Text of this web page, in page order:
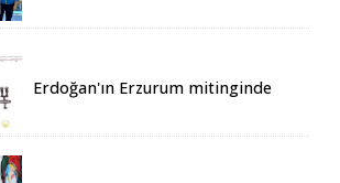
Erdoğan'ın Erzurum mitinginde